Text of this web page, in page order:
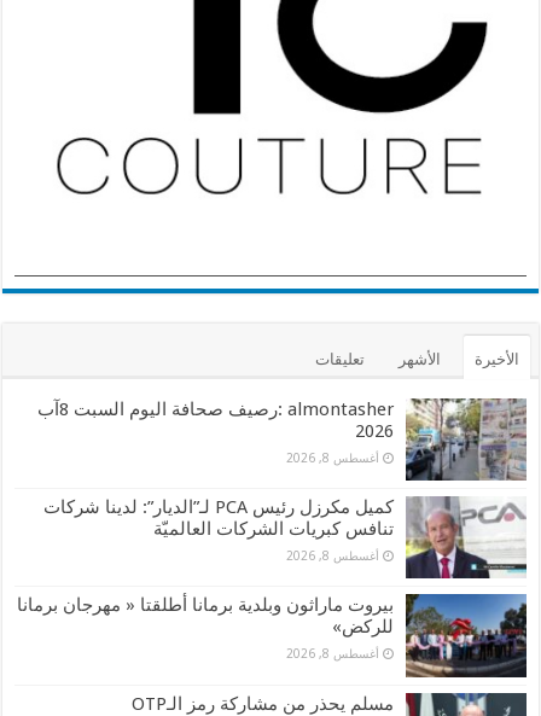
الأخيرة الأشهر تعليقات
almontasher :رصيف صحافة اليوم السبت 8آب
2026
أغسطس 8, 2026
كميل مكرزل رئيس PCA لـ”الديار”: لدينا شركات
تنافس كبريات الشركات العالميّة
أغسطس 8, 2026
بيروت ماراثون وبلدية برمانا أطلقتا « مهرجان برمانا
للركض»
أغسطس 8, 2026
مسلم يحذر من مشاركة رمز الـOTP